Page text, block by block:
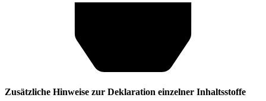
Zusätzliche Hinweise zur Deklaration einzelner Inhaltsstoffe